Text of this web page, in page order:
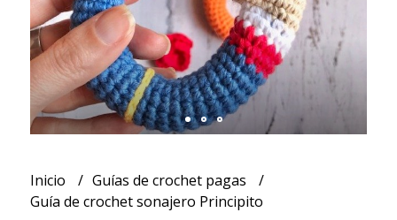
Inicio
Guías de crochet pagas
Guía de crochet sonajero Principito